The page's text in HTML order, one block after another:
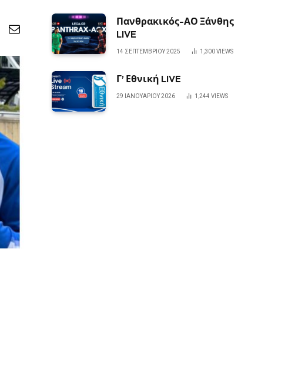
Πανθρακικός-ΑΟ Ξάνθης
LIVE
14 ΣΕΠΤΕΜΒΡΊΟΥ 2025 1,300VIEWS
Γ’ Εθνική LIVE
29 ΙΑΝΟΥΑΡΊΟΥ 2026 1,244 VIEWS